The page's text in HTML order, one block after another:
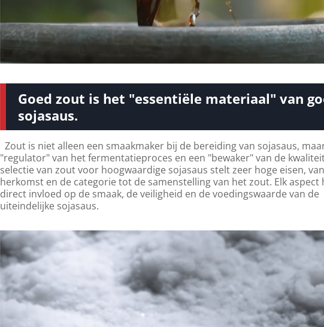
Goed zout is het "essentiële materiaal" van
sojasaus.
Zout is niet alleen een smaakmaker bij de bereiding van sojasaus,
"regulator" van het fermentatieproces en een "bewaker" van de
selectie van zout voor hoogwaardige sojasaus stelt zeer hoge eisen,
herkomst en de categorie tot de samenstelling van het zout. Elk aspect
direct invloed op de smaak, de veiligheid en de voedingswaarde van de
uiteindelijke sojasaus.